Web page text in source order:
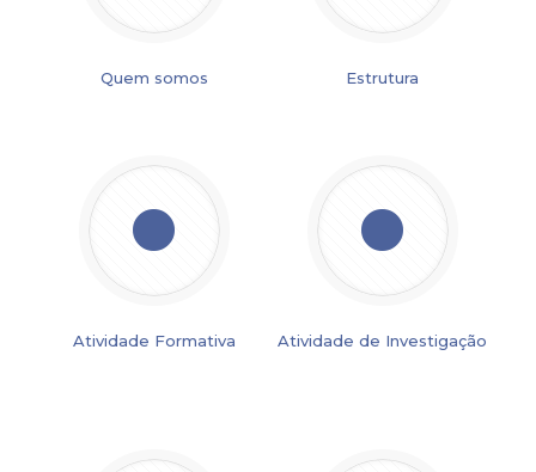
Quem somos Estrutura
Atividade Formativa Atividade de Investigação